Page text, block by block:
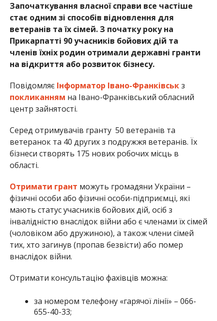
Започаткування власної справи все частіше
стає одним зі способів відновлення для
ветеранів та їх сімей. З початку року на
Прикарпатті 90 учасників бойових дій та
членів їхніх родин отримали державні гранти
на відкриття або розвиток бізнесу.
Повідомляє Інформатор Івано-Франківськз
покликанням на Івано-Франківський обласний
центр зайнятості.
Серед отримувачів гранту 50 ветеранів та
ветеранок та 40 других з подружжя ветеранів. Їх
бізнеси створять 175 нових робочих місць в
області.
Отримати грант можуть громадяни України –
фізичні особи або фізичні особи-підприємці, які
мають статус учасників бойових дій, осіб з
інвалідністю внаслідок війни або є членами їх сімей
(чоловіком або дружиною), а також члени сімей
тих, хто загинув (пропав безвісти) або помер
внаслідок війни.
Отримати консультацію фахівців можна:
за номером телефону «гарячої лінії» – 066-
655-40-33;